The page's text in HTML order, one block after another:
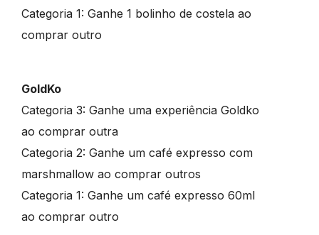
Categoria 1: Ganhe 1 bolinho de costela ao
comprar outro
GoldKo
Categoria 3: Ganhe uma experiência Goldko
ao comprar outra
Categoria 2: Ganhe um café expresso com
marshmallow ao comprar outros
Categoria 1: Ganhe um café expresso 60ml
ao comprar outro